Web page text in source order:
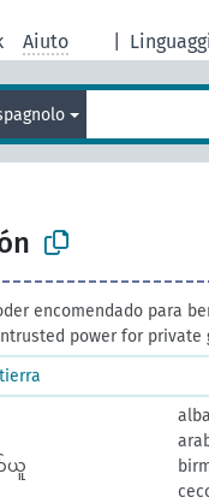
Aiuto
encomendado para
power for private
ယူ